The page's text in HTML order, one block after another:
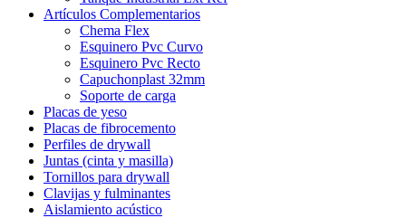
Artículos Complementarios
Chema Flex
Esquinero Pvc Curvo
Esquinero Pvc Recto
Capuchonplast 32mm
Soporte de carga
Placas de yeso
Placas de fibrocemento
Perfiles de drywall
Juntas (cinta y masilla)
Tornillos para drywall
Clavijas y fulminantes
Aislamiento acústico